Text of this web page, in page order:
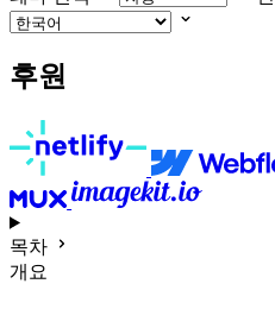
후원
목차
개요